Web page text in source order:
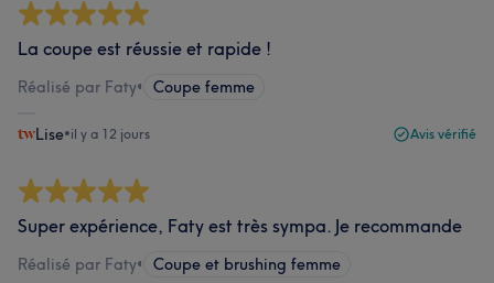
La coupe est réussie et rapide !
Réalisé par Faty• Coupe femme
Lise•il y a 12 jours Avis vérifié
Super expérience, Faty est très sympa. Je recommande
Réalisé par Faty• Coupe et brushing femme